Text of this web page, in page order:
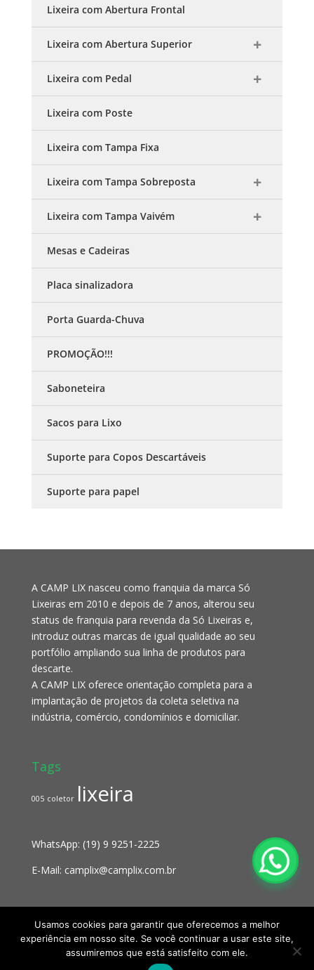
Lixeira com Abertura Frontal
Lixeira com Abertura Superior
Lixeira com Pedal
Lixeira com Poste
Lixeira com Tampa Fixa
Lixeira com Tampa Sobreposta
Lixeira com Tampa Vaivém
Mesas e Cadeiras
Placa sinalizadora
Porta Guarda-Chuva
PROMOÇÃO!!!
Saboneteira
Sacos para Lixo
Suporte para Copos Descartáveis
Suporte para papel
A CAMP LIX nasceu como franquia da marca Só
Lixeiras em 2010 e depois de 7 anos, alterou seu
status de franquia para revenda da Só Lixeiras e,
introduz outras marcas de igual qualidade ao seu
portfólio ampliando sua linha de produtos para
descarte.
A CAMP LIX oferece orientação completa para a
implantação de projetos da coleta seletiva na
indústria, comércio, condomínios e domiciliar.
Tags
005 coletor lixeira
WhatsApp: (19) 9 9251-2225
E-Mail: camplix@camplix.com.br
Copyright Camplix | Desenvolvido por Sua Empresa na
Usamos cookies para garantir que oferecemos a melhor
experiência em nosso site. Se você continuar a usar este site,
assumiremos que está satisfeito com ele.